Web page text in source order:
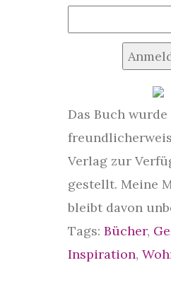
Das Buch
Verlag zur
gestellt. Meine
bleibt davon
Tags: Bücher,
Inspiration,